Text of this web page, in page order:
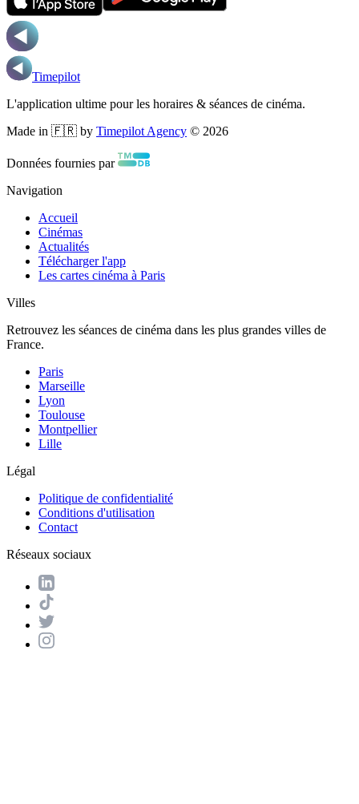
Timepilot
L'application ultime pour les horaires & séances de cinéma.
Made in 🇫🇷 by Timepilot Agency © 2026
Données fournies par
Navigation
Accueil
Cinémas
Actualités
Télécharger l'app
Les cartes cinéma à Paris
Villes
Retrouvez les séances de cinéma dans les plus grandes villes de
France.
Paris
Marseille
Lyon
Toulouse
Montpellier
Lille
Légal
Politique de confidentialité
Conditions d'utilisation
Contact
Réseaux sociaux